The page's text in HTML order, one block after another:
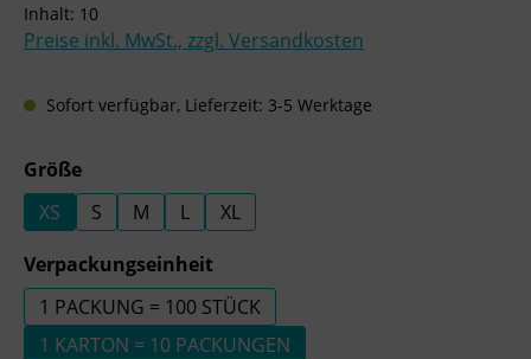
Inhalt: 10
Preise inkl. MwSt., zzgl. Versandkosten
Sofort verfügbar, Lieferzeit: 3-5 Werktage
Größeauswählen
XS
S M L
XL
Verpackungseinheitauswählen
1 PACKUNG = 100 STÜCK
1 KARTON = 10 PACKUNGEN